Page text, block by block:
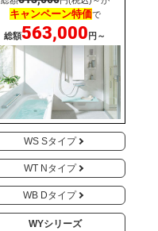
キャンペーン特価で
総額563,000 円～
WS Sタイプ
WT Nタイプ
WB Dタイプ
WYシリーズ